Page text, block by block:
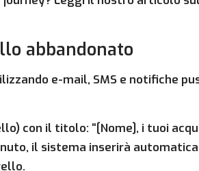
abbandonato
e-mail, SMS e notifiche
con il titolo: “[Nome], i tuoi
il sistema inserirà